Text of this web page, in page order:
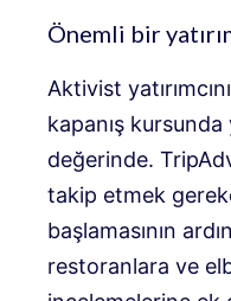
Önemli bir
Aktivist
kapanış
değerinde.
takip etmek
başlamasının
restoranlara ve